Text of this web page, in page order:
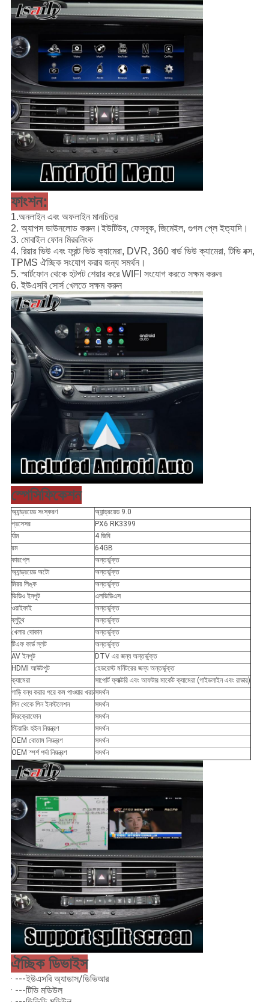
ফাংশন:
1.অনলাইন এবং অফলাইন মানচিত্র
2. অ্যাপস ডাউনলোড করুন।ইউটিউব, ফেসবুক, জিমেইল, গুগল প্লে ইত্যাদি।
3. মোবাইল ফোন মিররলিংক
4. রিয়ার ভিউ এবং ফ্রন্ট ভিউ ক্যামেরা, DVR, 360 বার্ড ভিউ ক্যামেরা, টিভি বক্স,
TPMS ঐচ্ছিক সংযোগ করার জন্য সমর্থন।
5. স্মার্টফোন থেকে হটপট শেয়ার করে WIFI সংযোগ করতে সক্ষম করুন৷
6. ইউএসবি সোর্স খেলতে সক্ষম করুন
স্পেসিফিকেশন
অ্যান্ড্রয়েড সংস্করণ
অ্যান্ড্রয়েড 9.0
প্রসেসর
PX6 RK3399
র্যাম
4 জিবি
রম
64GB
কারপ্লে
অন্তর্ভুক্ত
অ্যান্ড্রয়েড অটো
অন্তর্ভুক্ত
মিরর লিঙ্ক
অন্তর্ভুক্ত
ভিডিও ইনপুট
এলভিডিএস
ওয়াইফাই
অন্তর্ভুক্ত
ব্লুটুথ
অন্তর্ভুক্ত
খেলার দোকান
অন্তর্ভুক্ত
টিএফ কার্ড স্লট
অন্তর্ভুক্ত
AV ইনপুট
DTV এর জন্য অন্তর্ভুক্ত
HDMI আউটপুট
হেডরেস্ট মনিটরের জন্য অন্তর্ভুক্ত
ক্যামেরা
সাপোর্ট ফ্যাক্টরি এবং আফটার মার্কেট ক্যামেরা (গাইডলাইন এবং রাডার)
গাড়ি বন্ধ করার পরে কম পাওয়ার খরচসমর্থন
পিন থেকে পিন ইনস্টলেশন
সমর্থন
মিরক্রোফোন
সমর্থন
স্টিয়ারিং হুইল নিয়ন্ত্রণ
সমর্থন
OEM বোতাম নিয়ন্ত্রণ
সমর্থন
OEM স্পর্শ পর্দা নিয়ন্ত্রণ
সমর্থন
ঐচ্ছিক ডিভাইস
· ---ইউএসবি অ্যাডাস/ডিভিআর
· ---টিভি মডিউল